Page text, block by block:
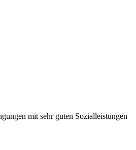
mit sehr guten Sozialleistungen